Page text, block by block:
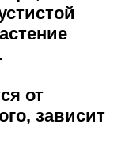
от
зависит